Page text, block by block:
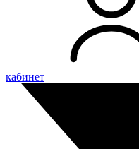
кабинет